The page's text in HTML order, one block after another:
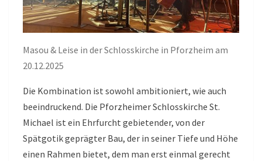
Masou & Leise in der Schlosskirche in Pforzheim am
20.12.2025
Die Kombination ist sowohl ambitioniert, wie auch
beeindruckend. Die Pforzheimer Schlosskirche St.
Michael ist ein Ehrfurcht gebietender, von der
Spätgotik geprägter Bau, der in seiner Tiefe und Höhe
einen Rahmen bietet, dem man erst einmal gerecht